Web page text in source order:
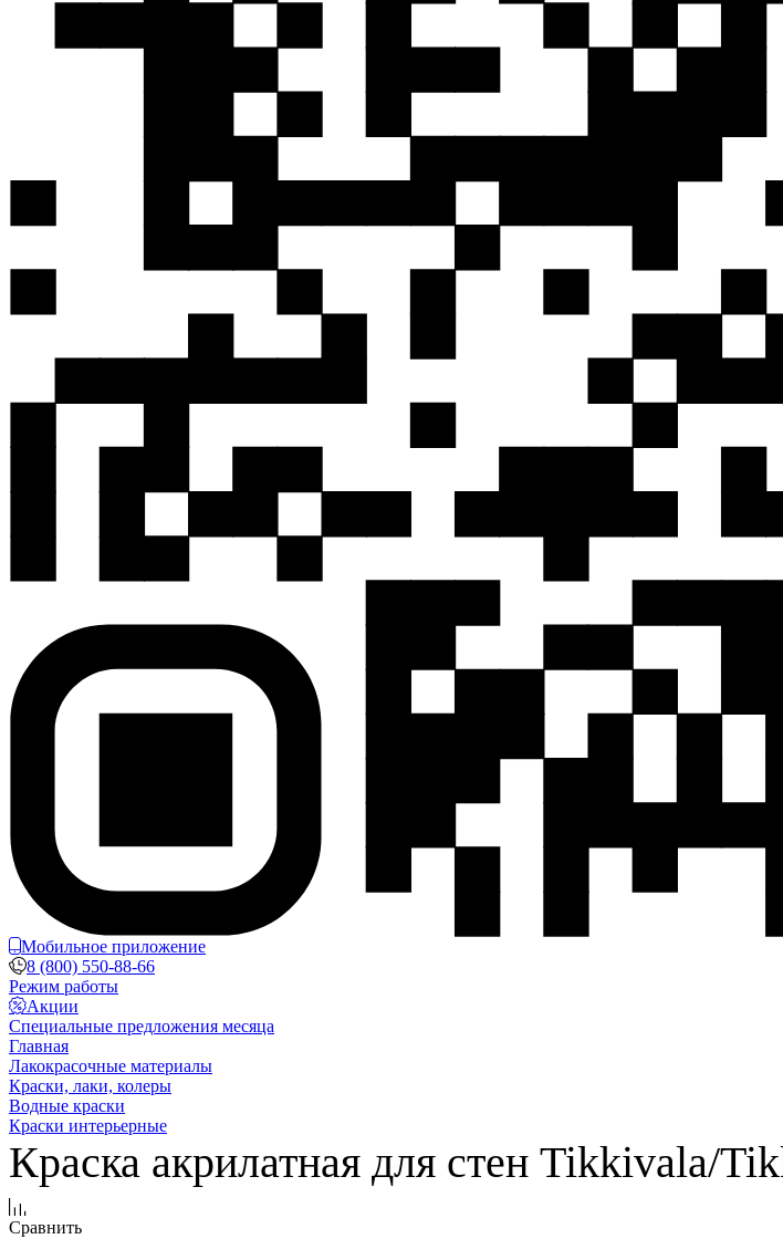
Мобильное приложение
8 (800) 550-88-66
Режим работы
Акции
Специальные предложения месяца
Главная
Лакокрасочные материалы
Краски, лаки, колеры
Водные краски
Краски интерьерные
Краска акрилатная для стен Tikkivala/
Сравнить